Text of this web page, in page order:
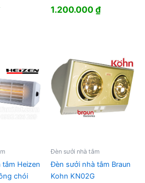
1.200.000₫
Heizen
chói
Đèn sưởi nhà tắm
Đèn sưởi nhà tắm Braun
Kohn KN02G